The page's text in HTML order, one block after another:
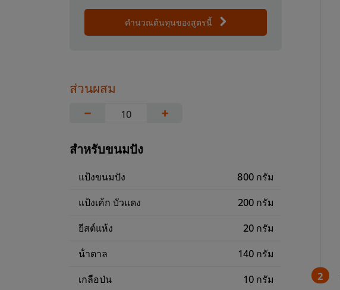
คำนวณต้นทุนของสูตรนี้
ส่วนผสม
−
+
สำหรับขนมปัง
แป้งขนมปัง
800 กรัม
แป้งเค้ก บัวแดง
200 กรัม
ยีสต์แห้ง
20 กรัม
น้ําตาล
140 กรัม
เกลือป่น
10 กรัม